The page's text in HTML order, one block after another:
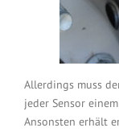
Allerdings muss
jeder Sensor
Ansonsten erhält